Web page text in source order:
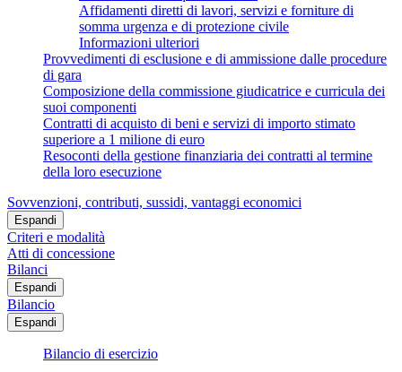
Affidamenti diretti di lavori, servizi e forniture di
somma urgenza e di protezione civile
Informazioni ulteriori
Provvedimenti di esclusione e di ammissione dalle procedure
di gara
Composizione della commissione giudicatrice e curricula dei
suoi componenti
Contratti di acquisto di beni e servizi di importo stimato
superiore a 1 milione di euro
Resoconti della gestione finanziaria dei contratti al termine
della loro esecuzione
Sovvenzioni, contributi, sussidi, vantaggi economici
Espandi
Criteri e modalità
Atti di concessione
Bilanci
Espandi
Bilancio
Espandi
Bilancio di esercizio